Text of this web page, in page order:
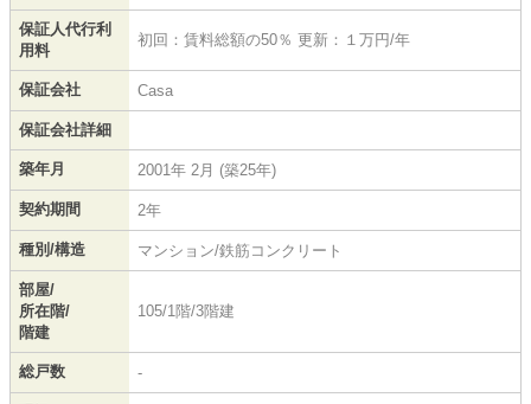
保証人代行利
用料
初回：賃料総額の50％ 更新：１万円/年
保証会社 Casa
保証会社詳細
築年月 2001年 2月 (築25年)
契約期間 2年
種別/構造 マンション/鉄筋コンクリート
部屋/
所在階/
階建
105/1階/3階建
総戸数 -